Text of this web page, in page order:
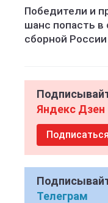
Победители и
шанс попасть в
сборной
Яндекс Дзен
Подписаться
Телеграм